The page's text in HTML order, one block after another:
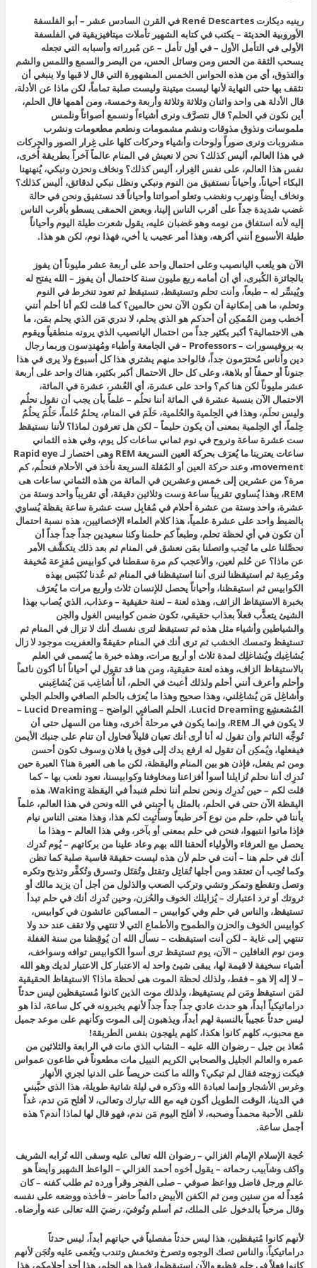
رينيه ديكارت René Descartes في القرن السادس عشر – أبو الفلسفة
الأوروبية الحديثة – يكتب في كتابه الشهير تأملات ميتافيزيقية في الفلسفة
الأولى في التأمل الأول – في أول تأمل – عن مُبرراته وأسبابه التي تجعله
يسحب الثقة من الحس ومن وسائل الحس، من البصر والسمع واللمس والشم
والتذوق، أي من هذه الحواس الخمس المشهورة التي قال لا قبها ولا ينبغي أن
نثقف بها حتى النهاية لأنها ليست ميتينة وليست صلبة تماماً، لكن ماذا عن الأدلة،
قال الأدلة هى واحد واثنان وثلاثة وثلاثة وأربعة وخمسة، ومن أهمها قال الحلم،
أين نكون في الحلم؟ قال نتصرَّف ونرى أشياءاً ونسمع أصواتاً ونلمس
ملموسات ونذوق مذوقات ونشم مشمومات ونطعم مطعومات ونشرب
مشروبات ونرى صوراً ولوحات وأشياء وحركات كلها على غِرار الصور والحركات
في هذا العالم، أليس كذلك؟ نحن لا نعيش في المنام عالماً آخراً بطريقة أُخرى،
نفس هذا العالم، على نفس الغِرار، أليس كذلك؟ ونخاف ونحزن ونبكي، يُنهنهنا
البكاء أحياناً، وأحياناً نستفيق من النوم ونبكي ونظل نبكي لدقائق، أليس كذلك؟
ونخاف أيضاً ونهرب ونغضب وتعلو أصواتنا وأحياناً قد نستفيق ونحن في حالة
غضب شديدة جداً على أقرب الناس إلينا، وبعض الحمقى يسطو بأقرب الناس
إليه لأنه استفاق من نومه وهو غضبان عليه، يقول شعرت طيلة اليوم وأحياناً
طيلة الأسبوع أنني أكرهه، وهذا أمر عجيب يا أخي، فهذا نوم، لكن هو هذا.
الآن هو يلعب اليانصيب وعلى احتمال واحد على أربعة عشر مليوناً أن يفوز
بالجائزة الكُبرى، أي أن أمامه ربع مليون سنة كاحتمال أن يفوز – الله يفتح له
ويُيسِّر له – طبعاً، وأنت تحلم وتستيقظ، تستيقظ ثم تعود تنخرط في النوم
وتحلم، ما هى إمكانية أن نكون الآن نحن حالمين؟ كما قلت لكم أنا أحلم أنني
أخطب ومن المُمكِن أن أحدكم هو الذي يحلم، لا ندري مَن الذي يحلم بمَن، ما
هى الاحتمالية؟ أكبر بكثير جداً من احتمال اليانصيب الذي يرونه منطقياً ويقوم
به بروفيسورات – Professors – في الجامعة وأطباء ومُهندِسون وربما رجال
دين وأُناس مُحترَمون جداً، فالواحد منهم يشتري هذا كل أسبوع ولا يرى في هذا
جنوناً أو حمقاً أو بلاهة، وعلى كل حال الاحتمال أكبر بكثير، هناك واحد على أربعة
عشر مليوناً لكن هنا كم؟ واحد على عشرة، أي العُشر، عشرة في المائة،
الاحتمال الآن بنسبة عشرة في المائة أننا نحلُم – علماً بأن يجب أن نقول نحلُم
وليس نحلَم، وهذا في الحِلمية والحُلمية، حَلَمَ في المنام، يحلمُ حُلماً، حَلُمَ يحلُمُ
حِلماً، أي الحِلمية بمعنى أن يكون حليماً – لكن هل تعرفون لماذا؟ لأننا نستيقظ
ست عشرة ساعة ونروح في نوم ثماني ساعات كل يوم، وفي هذه الثماني
ساعات يعترينا ما يُعرَف بحركة العين السريعة REM وهى اختصار لـ Rapid eye
movement، وعند حركة العين أو المُقلة السريعة نأخذ في الأحلام فنحلُم، كم
مرة؟ من عشرين إلى خمس وعشرين في المائة من هذه الثماني ساعات هى
REM، وهذا يُساوي تقريباً ساعة وست وثلاثين دقيقة، أي تقريباً واحد وستة من
عشرة، واحد وستة من عشرة أحلام في مُقابِل ست عشرة ساعة يقظة يُساوي
بالضبط واحد على عشرة علمياً، هذا كلام العلماء الإخصائيين، هذه نسبة احتمال
أن تكون في أي لحظة تحلم، وطبعاً كم حلمنا وكنا سعيدين جداً جداً جداً أن
تحصَّلنا على ما نُحِب واتصلنا بمَن نعشق في المنام ثم بعد ذلك يتكشَّف الأمر
عن ماذا؟ عن حُلم لعين، والأعجب كم مرة سقطنا في كوابيس مُفزِعة مُخيفة
ومُرعِبة ثم استيقظنا لنرى أننا استيقظنا في المنام ثم عُدنا نُكبَس بهذه
الكوابيس ثم استيقظنا، وأحياناً يحصل للإنسان ثلاث وأربع مرات ما يُعرَف
بخبرة الاستيقاظ الزائف، وهذه لعنة – لعنة حقيقية – وعذاب، الذي يُصاب بهذا
الشيئ يتعذَّب فعلاً بعذاب حقيقي، تكون ضمن كوابيس الغول والجن
والشياطين وأشياء مثل هذه ثم تستيقظ لترى نفسك أنك لا تزال في المنام ثم
تستيقظ وتمسك الخشب ثم ترى أنك في المنام حقيقةً والعفريت موجود لا زال
يُشاغِبك ويُشاغلِك لمدة ثلاث أو أربع مرات، وهذه خبرة ما يُسمى في العلم
بالاستيقاظ الزاف، وهذه لعنة حقيقية، ومن هنا قد تقول لي أحياناً أنا أكون نائماً
وأحلم وأعرف أنني أحلم ولذلك أعبث في الحلم، أنا أُشاغِب مَن يُشاغِبني
وأُشاغِل مَن يُشاغِلني، وهذا صحيح وهذا ما يُعرَف بالحلم الصافي والحلم الجلي
المُشعشِع Lucid Dreaming، الحلم الصافي الواضح – Lucid Dreaming –
لا يكون في الـ REM، وإنما يكون في مرحلة أُخرى، وهنا من السهل حتى أن
تُوجِّه النائم وأن تقول له أنا أرى أنك تعبان قليلاً فحاول أن تنام على جنبك الأيمن
فيفعلها، ويُمكِن أن تقول له ارفع يدك إلى فوق يا فلان وسوف تكون أحسن
ومن ثم يفعل، فإذن هو بين المنام واليقظة، لكن ما هى العبرة هنا؟ العبرة حين
نُدرِك أننا نحلم تُزايلنا أسوأ أفزاعنا ومخاوفنا وكوابيسنا، نعود نلعب بها – كما
قلت لكم – حين نُدرِك ونحن نحلم أننا نحلم فنبدأ في اليقظة Waking، هذه
اليقظة الآن حتى في الحلم، بالمثل يا أحبتي في الله ونحن في هذا العالم، علماً
بأننا في حلم، حلم من نوع آخر طبعاً وسأُثبِت لكم هذا، وهذا معنى الناس نيام
فإذا ماتوا انتبهوا، فنحن في حلم بمعنى أو بآخر، وفي هذا العالم – وهذا ما
يحصل مع العرفاء والأولياء ألحقنا الله بهم وعاد علينا من بركاتهم – يُوم تُدرِك
أنك في حلم هنا – أنت في حلم لأن هذه ليست حقيقة قاسية صلبة كما تظن
وكما تُحِب أن تعتقد ومن أجلها تُقاتِل وتقتل وتُقتَل وتسرق وتُكفِّر وتذبح وتكره
وتصل وتقطع وتمكر وتشي وتركب الصعب والذلول من أجل أن يزيد مالك أو
ثروتك أو ترد اعتبارك – يُزايلك الخوف والحُزن، وحين تُدرِك أنك في حلم تبدأ
تستيقظ، والناس في حلم وفي كوابيس – المساكين عائشون في كوابيس،
كوابيس الخوف والحزن والطموح والأطماع التي لا تنتهي ولا تقف عند حد ولا
تنتهي إلى غاية – لكن أنت استيقظت – نسأل الله أن يُوقِظنا من سنة الغفلة
ومن نوم الغافلين – الآن، يوم تستيقظ ترى أسوأ الكوابيس توافه وسواخف،
أشياء سخيفة لا قيمة لها، يبقى شيئ واحد له الاعتبار كل الاعتبار لديك وهو الله
– لا إله إلا هو – فقط، ولذلك لحظة الموت هى لحظة ماذا؟ الاستيقاظ الحقيقية
لمَن استيقظ ومَن لم يستيقيظ، ولذلك موت الذين كانوا مُستيقظين ليس حدثاً
دراماتيكياً أبداً، هو حدث عادي جداً جداً جداً لأنهم يخبرونه في كل ساعة، لذا هو
ليس حدثاً عجيباً بالنسبة لهم أبداً، ويذهبون إلى الموت وكأنهم على موعد جميل
مع محبوب، كلهم كانوا هكذا، كلهم يلهجون بنفس الطريقة!
مُعاذ بن جبل – رضوان الله عليه – الشاب الذي مات في الرابعة والثلاثين من
عمره والعالم الجليل والصحابي الكريم النبيل مات مطعوناً في طاعون عمواس
فبكت زوجته فقال لم تبكي؟ والله ما كنت حريصاً على الدنيا لجري الأنهار
وغرس الأشجار وإنما لعبادة الله وذكره في ليلة شاتية طويلة، هذا الذي حبَّبني
في الدينا، الوقت الطويل أكون فيه مع الله تبارك وتعالى، لا أفلح مَن ندم، غداً
نلقى الأحبة محمداً وصحبه، لا أفلح اليوم مَن ندم، فهو قال لها لماذا أندم؟ هذه
أجمل ساعة.
حُجة الإسلام الإمام الغزالي – رضوان الله تعالى عليه وسقى الله تُرابه الشريف
واكف وشآبيب رحماته – يقول أخوه أحمد الغزالي – الواعظ الشهير وأيضاً هو
عالم ورجل فاضل وواعظ صوفي – صلى الفجر وقرأ ورده ثم طلب كفنه – كان
مُعِداً له من سنين ومن ثم الكفن الأبيض دائماً حاضر – فأخذه ووضعه على نفسه
وقال مرحباً بالدخول على الملك، ثم أسلم وتُوفيَ، رضيَ الله تعالى عنه وأرضاه.
لأنهم كانوا مُتيقظين، هذا ليس حدثاً مفصلياً في حياتهم أبداً، ليس حدثاً
دراماتيكياً، والناس تصك الوجوه وتصرخ وتخمش وتندب ويُغمى عليه وتُجَن لأنهم
كانوا فعلاً في حلم فظيع والآن استيقظوا، فهذا هو الحلم، هذا أحد أحلامكم، هذا